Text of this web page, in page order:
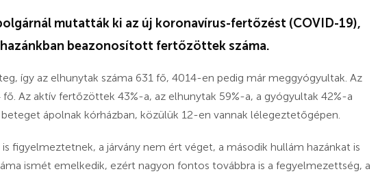
mutatták ki az új koronavírus-fertőzést (COVID-19),
beazonosított fertőzöttek száma.
így az elhunytak száma 631 fő, 4014-en pedig már meggyógyultak. Az
Az aktív fertőzöttek 43%-a, az elhunytak 59%-a, a gyógyultak 42%-a
ápolnak kórházban, közülük 12-en vannak lélegeztetőgépen.
figyelmeztetnek, a járvány nem ért véget, a második hullám hazánkat is
ismét emelkedik, ezért nagyon fontos továbbra is a fegyelmezettség, a